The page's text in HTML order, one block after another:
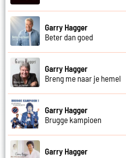
Garry Hagger
Beter dan goed
Garry Hagger
Breng me naar je hemel
Garry Hagger
Brugge kampioen
Garry Hagger